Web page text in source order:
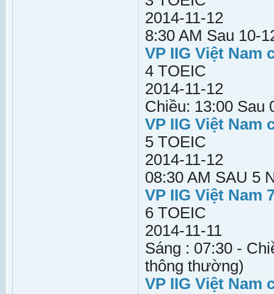
2014-11-12
8:30 AM Sau 10-
VP IIG Việt Nam
4 TOEIC
2014-11-12
Chiều: 13:00 Sau
VP IIG Việt Nam
5 TOEIC
2014-11-12
08:30 AM SAU 5
VP IIG Việt Nam
6 TOEIC
2014-11-11
Sáng : 07:30 -
thông thường)
VP IIG Việt Nam